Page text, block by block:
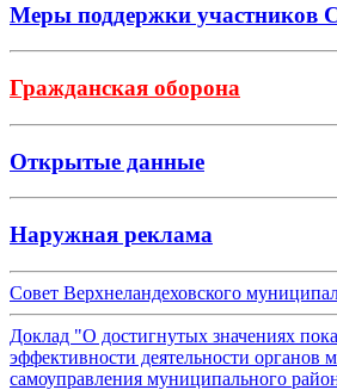
Меры поддержки участников
Гражданская оборона
Открытые данные
Наружная реклама
Совет Верхнеландеховского
Доклад "О достигнутых значениях
эффективности деятельности органов
самоуправления муниципального